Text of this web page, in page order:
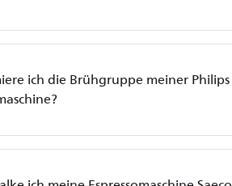
ich die Brühgruppe meiner Philips